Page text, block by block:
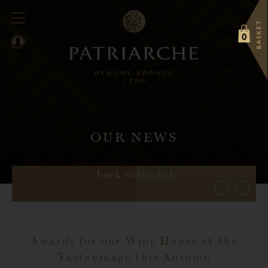
BASKET
0
OUR NEWS
back to the list
Awards for our Wine House at the
Tastevinage this Automn